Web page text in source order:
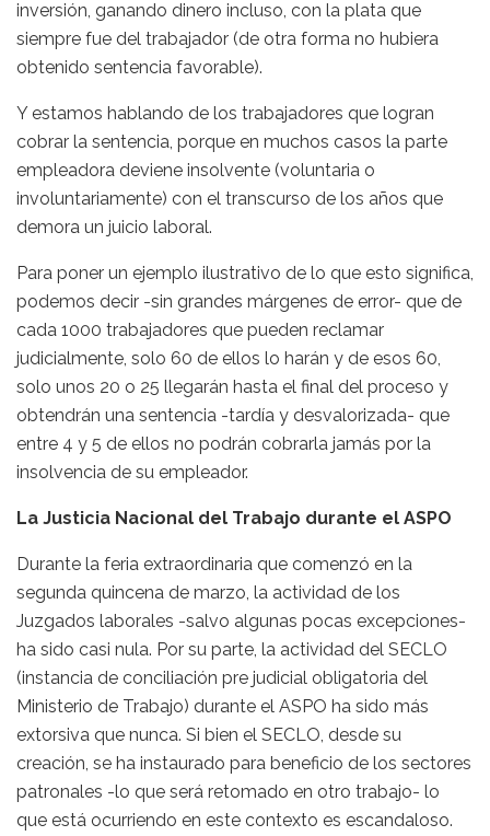
inversión, ganando dinero incluso, con la plata que
siempre fue del trabajador (de otra forma no hubiera
obtenido sentencia favorable).
Y estamos hablando de los trabajadores que logran
cobrar la sentencia, porque en muchos casos la parte
empleadora deviene insolvente (voluntaria o
involuntariamente) con el transcurso de los años que
demora un juicio laboral.
Para poner un ejemplo ilustrativo de lo que esto significa,
podemos decir -sin grandes márgenes de error- que de
cada 1000 trabajadores que pueden reclamar
judicialmente, solo 60 de ellos lo harán y de esos 60,
solo unos 20 o 25 llegarán hasta el final del proceso y
obtendrán una sentencia -tardía y desvalorizada- que
entre 4 y 5 de ellos no podrán cobrarla jamás por la
insolvencia de su empleador.
La Justicia Nacional del Trabajo durante el ASPO
Durante la feria extraordinaria que comenzó en la
segunda quincena de marzo, la actividad de los
Juzgados laborales -salvo algunas pocas excepciones-
ha sido casi nula. Por su parte, la actividad del SECLO
(instancia de conciliación pre judicial obligatoria del
Ministerio de Trabajo) durante el ASPO ha sido más
extorsiva que nunca. Si bien el SECLO, desde su
creación, se ha instaurado para beneficio de los sectores
patronales -lo que será retomado en otro trabajo- lo
que está ocurriendo en este contexto es escandaloso.